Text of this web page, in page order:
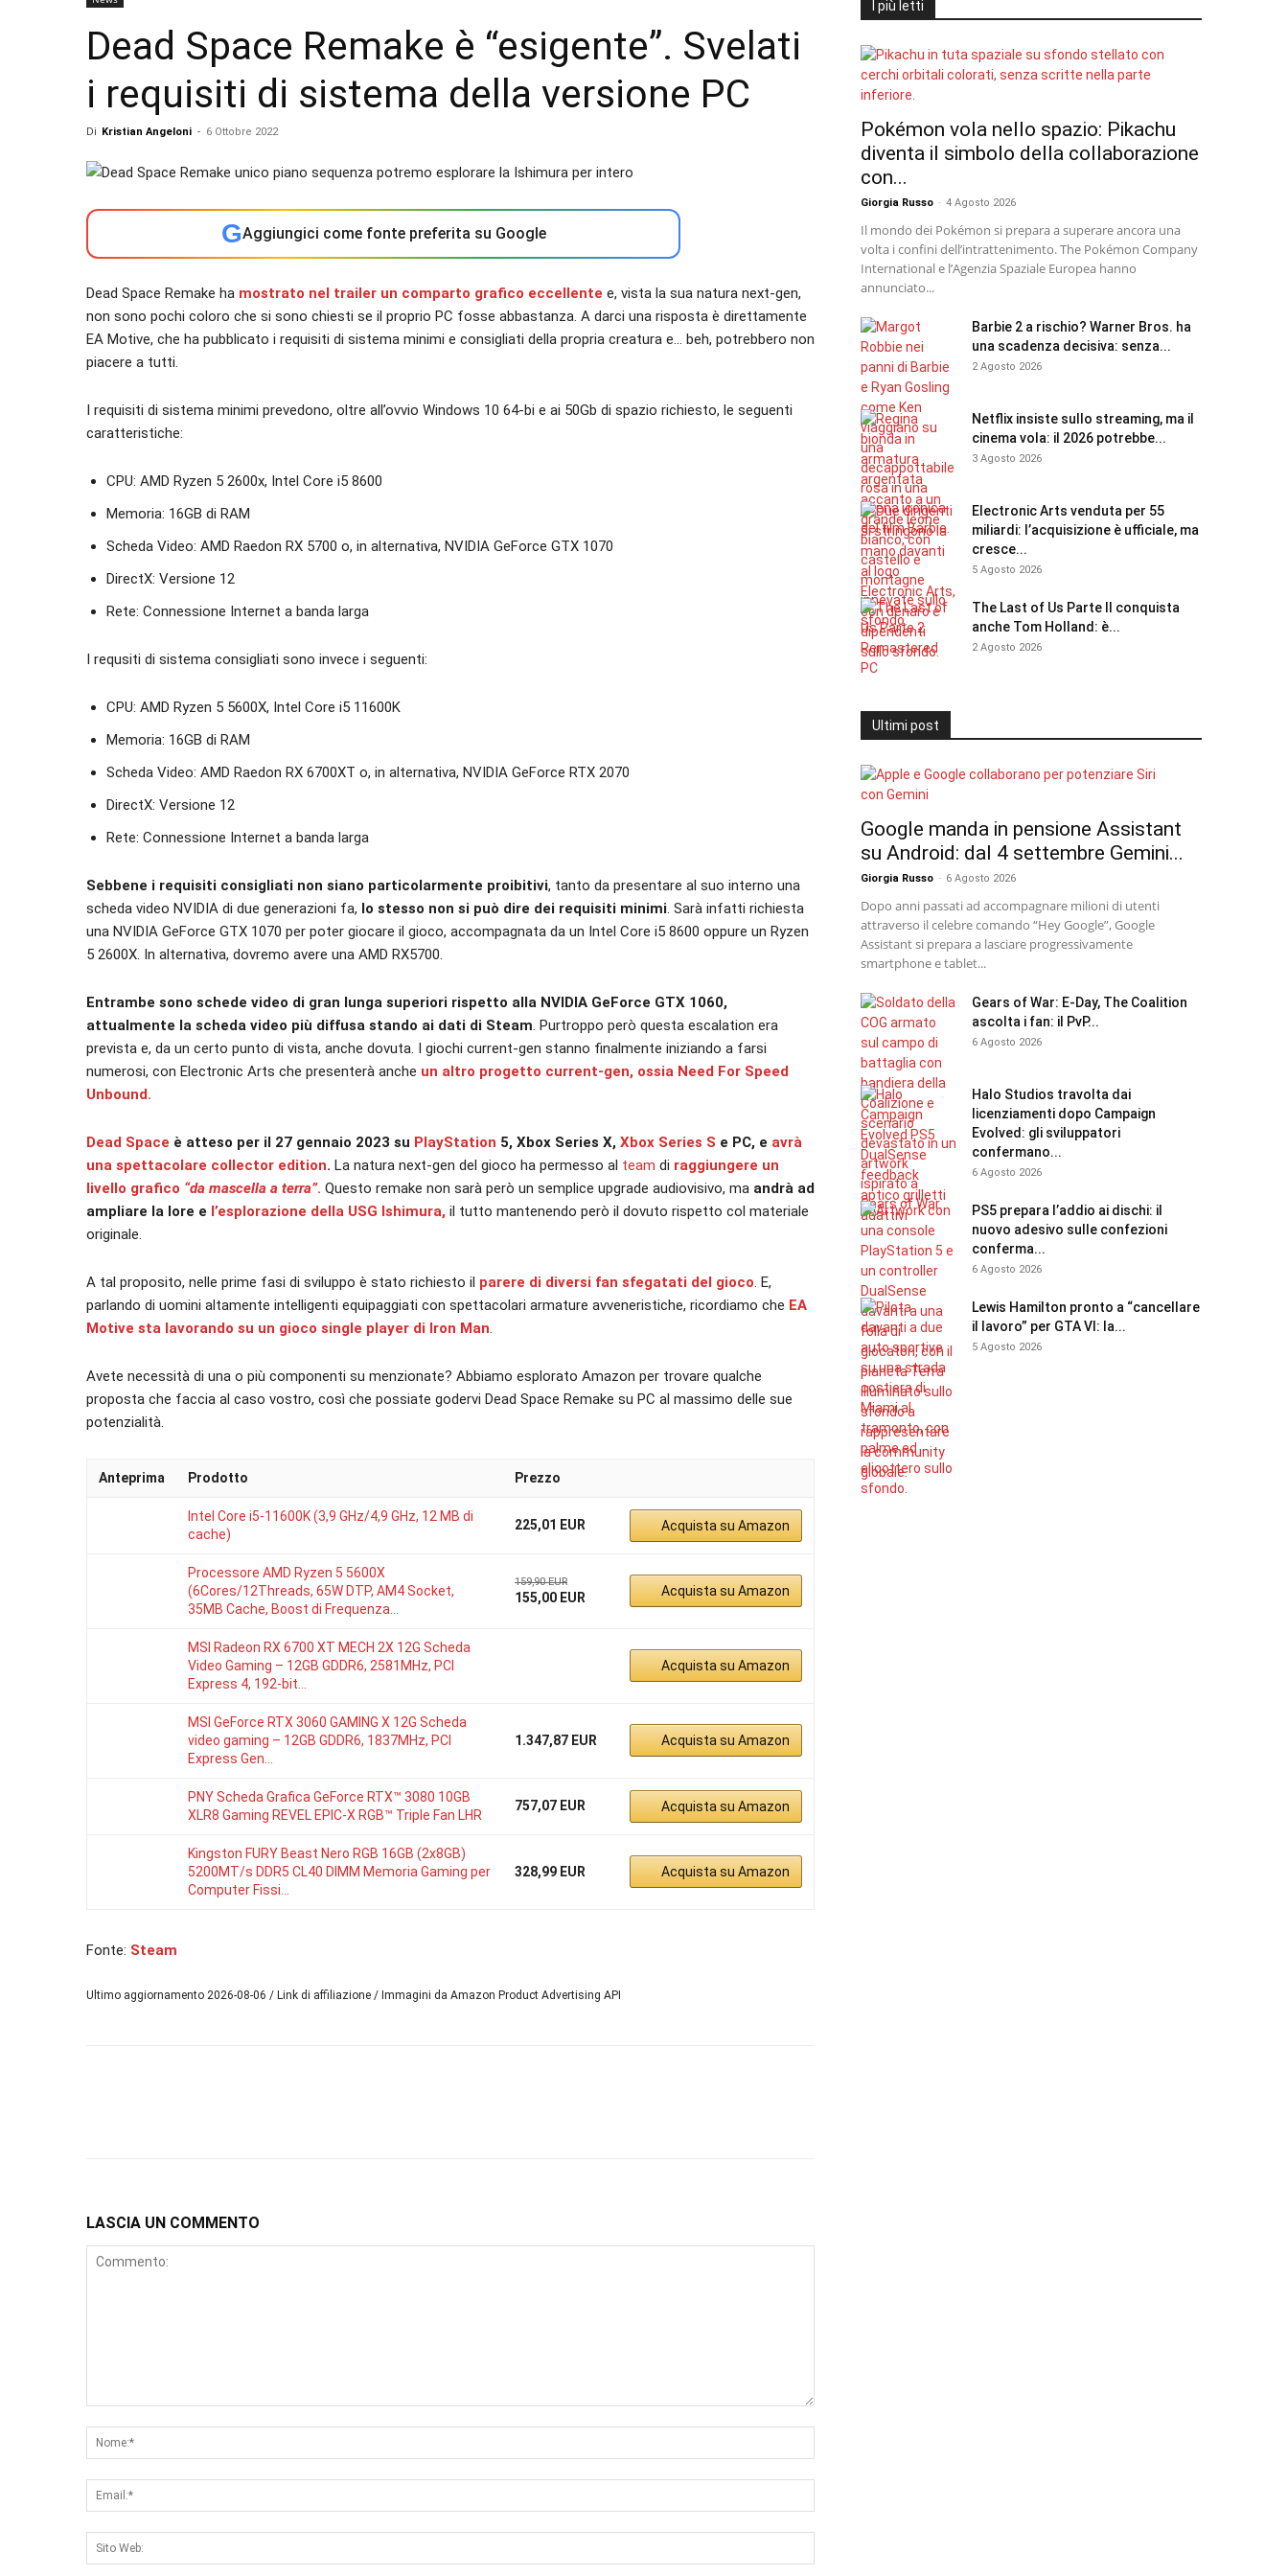
Dead Space Remake è “esigente”. Svelati
i requisiti di sistema della versione PC
Di Kristian Angeloni - 6 Ottobre 2022
GAggiungici come fonte preferita su Google
Dead Space Remake ha mostrato nel trailer un comparto grafico eccellente e, vista la sua natura next-gen,
non sono pochi coloro che si sono chiesti se il proprio PC fosse abbastanza. A darci una risposta è direttamente
EA Motive, che ha pubblicato i requisiti di sistema minimi e consigliati della propria creatura e… beh, potrebbero non
piacere a tutti.
I requisiti di sistema minimi prevedono, oltre all’ovvio Windows 10 64-bi e ai 50Gb di spazio richiesto, le seguenti
caratteristiche:
CPU: AMD Ryzen 5 2600x, Intel Core i5 8600
Memoria: 16GB di RAM
Scheda Video: AMD Raedon RX 5700 o, in alternativa, NVIDIA GeForce GTX 1070
DirectX: Versione 12
Rete: Connessione Internet a banda larga
I requsiti di sistema consigliati sono invece i seguenti:
CPU: AMD Ryzen 5 5600X, Intel Core i5 11600K
Memoria: 16GB di RAM
Scheda Video: AMD Raedon RX 6700XT o, in alternativa, NVIDIA GeForce RTX 2070
DirectX: Versione 12
Rete: Connessione Internet a banda larga
Sebbene i requisiti consigliati non siano particolarmente proibitivi, tanto da presentare al suo interno una
scheda video NVIDIA di due generazioni fa, lo stesso non si può dire dei requisiti minimi. Sarà infatti richiesta
una NVIDIA GeForce GTX 1070 per poter giocare il gioco, accompagnata da un Intel Core i5 8600 oppure un Ryzen
5 2600X. In alternativa, dovremo avere una AMD RX5700.
Entrambe sono schede video di gran lunga superiori rispetto alla NVIDIA GeForce GTX 1060,
attualmente la scheda video più diffusa stando ai dati di Steam. Purtroppo però questa escalation era
prevista e, da un certo punto di vista, anche dovuta. I giochi current-gen stanno finalmente iniziando a farsi
numerosi, con Electronic Arts che presenterà anche un altro progetto current-gen, ossia Need For Speed
Unbound.
Dead Space è atteso per il 27 gennaio 2023 su PlayStation 5, Xbox Series X, Xbox Series S e PC, e avrà
una spettacolare collector edition. La natura next-gen del gioco ha permesso al team di raggiungere un
livello grafico “da mascella a terra”. Questo remake non sarà però un semplice upgrade audiovisivo, ma andrà ad
ampliare la lore e l’esplorazione della USG Ishimura, il tutto mantenendo però il dovuto rispetto col materiale
originale.
A tal proposito, nelle prime fasi di sviluppo è stato richiesto il parere di diversi fan sfegatati del gioco. E,
parlando di uomini altamente intelligenti equipaggiati con spettacolari armature avveneristiche, ricordiamo che EA
Motive sta lavorando su un gioco single player di Iron Man.
Avete necessità di una o più componenti su menzionate? Abbiamo esplorato Amazon per trovare qualche
proposta che faccia al caso vostro, così che possiate godervi Dead Space Remake su PC al massimo delle sue
potenzialità.
Anteprima Prodotto Prezzo
Intel Core i5-11600K (3,9 GHz/4,9 GHz, 12 MB di
cache)
225,01 EUR Acquista su Amazon
Processore AMD Ryzen 5 5600X
(6Cores/12Threads, 65W DTP, AM4 Socket,
35MB Cache, Boost di Frequenza…
159,90 EUR
155,00 EUR Acquista su Amazon
MSI Radeon RX 6700 XT MECH 2X 12G Scheda
Video Gaming – 12GB GDDR6, 2581MHz, PCI
Express 4, 192-bit…
Acquista su Amazon
MSI GeForce RTX 3060 GAMING X 12G Scheda
video gaming – 12GB GDDR6, 1837MHz, PCI
Express Gen…
1.347,87 EUR Acquista su Amazon
PNY Scheda Grafica GeForce RTX™ 3080 10GB
XLR8 Gaming REVEL EPIC-X RGB™ Triple Fan LHR
757,07 EUR Acquista su Amazon
Kingston FURY Beast Nero RGB 16GB (2x8GB)
5200MT/s DDR5 CL40 DIMM Memoria Gaming per
Computer Fissi…
328,99 EUR Acquista su Amazon
Fonte: Steam
Ultimo aggiornamento 2026-08-06 / Link di affiliazione / Immagini da Amazon Product Advertising API
LASCIA UN COMMENTO
I più letti
Pokémon vola nello spazio: Pikachu
diventa il simbolo della collaborazione
con...
Giorgia Russo - 4 Agosto 2026
Il mondo dei Pokémon si prepara a superare ancora una
volta i confini dell’intrattenimento. The Pokémon Company
International e l’Agenzia Spaziale Europea hanno
annunciato...
Barbie 2 a rischio? Warner Bros. ha
una scadenza decisiva: senza...
2 Agosto 2026
Netflix insiste sullo streaming, ma il
cinema vola: il 2026 potrebbe...
3 Agosto 2026
Electronic Arts venduta per 55
miliardi: l’acquisizione è ufficiale, ma
cresce...
5 Agosto 2026
The Last of Us Parte II conquista
anche Tom Holland: è...
2 Agosto 2026
Ultimi post
Google manda in pensione Assistant
su Android: dal 4 settembre Gemini...
Giorgia Russo - 6 Agosto 2026
Dopo anni passati ad accompagnare milioni di utenti
attraverso il celebre comando “Hey Google”, Google
Assistant si prepara a lasciare progressivamente
smartphone e tablet...
Gears of War: E-Day, The Coalition
ascolta i fan: il PvP...
6 Agosto 2026
Halo Studios travolta dai
licenziamenti dopo Campaign
Evolved: gli sviluppatori
confermano...
6 Agosto 2026
PS5 prepara l’addio ai dischi: il
nuovo adesivo sulle confezioni
conferma...
6 Agosto 2026
Lewis Hamilton pronto a “cancellare
il lavoro” per GTA VI: la...
5 Agosto 2026